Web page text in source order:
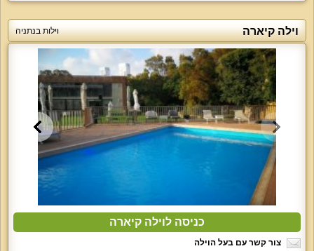
וילה קיארה וילות בנתניה
כניסה לוילה קיארה
צור קשר עם בעל הוילה